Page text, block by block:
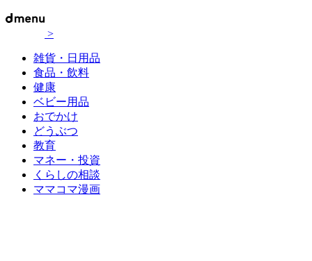
>
雑貨・日用品
食品・飲料
健康
ベビー用品
おでかけ
どうぶつ
教育
マネー・投資
くらしの相談
ママコマ漫画